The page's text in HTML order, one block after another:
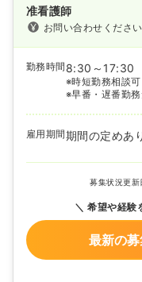
准看護師
お問い合わせください
勤務時間 8:30～17:30
※時短勤務相談可
※早番・遅番勤
雇用期間期間の定めあ
募集状況更新
希望や経験
最新の